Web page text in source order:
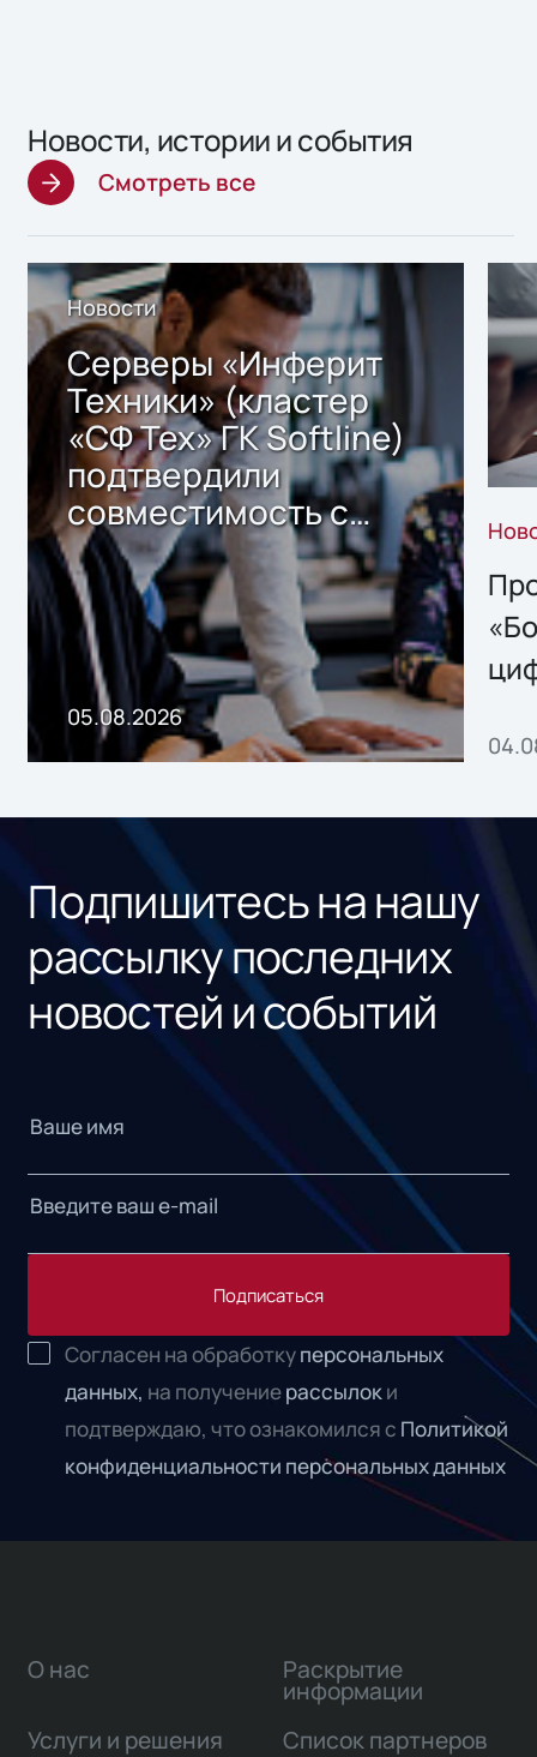
Новости, истории и события
Смотреть все
Новости
Серверы «Инферит
Техники» (кластер
«СФ Тех» ГК Softline)
подтвердили
совместимость с
решением Sharx
Storage 2.x для
хранения данных
05.08.2026
Подпишитесь на нашу
рассылку последних
новостей и событий
Подписаться
Согласен на обработкуперсональных
данных, на получениерассылоки
подтверждаю, что ознакомился с Политикой
конфиденциальности персональных данных
О нас
Услуги и решения
Раскрытие
информации
Список партнеров